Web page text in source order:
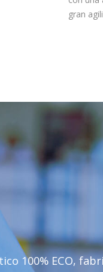
gran
100% ECO,